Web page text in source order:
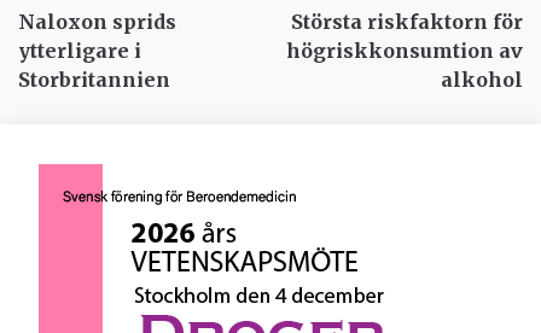
Naloxon sprids
ytterligare i
Storbritannien
Största riskfaktorn för
högriskkonsumtion av
alkohol